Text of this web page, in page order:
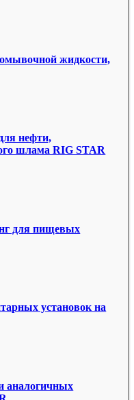
жидкости,
нефти,
шлама RIG STAR
для пищевых
установок на
аналогичных